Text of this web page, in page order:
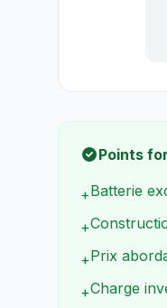
Points
+Batterie
+
+Prix
+Charge